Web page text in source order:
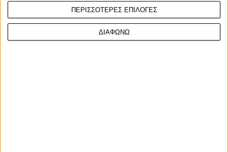
ΠΕΡΙΣΣΟΤΕΡΕΣ ΕΠΙΛΟΓΕΣ
ΔΙΑΦΩΝΩ
από τα δίχρονα CR
Πατέντες της Honda βρήκαν τον δρόμο τους για το διαδίκτυο
αποκαλύπτοντας την εμφάνιση της MX ναυαρχί...